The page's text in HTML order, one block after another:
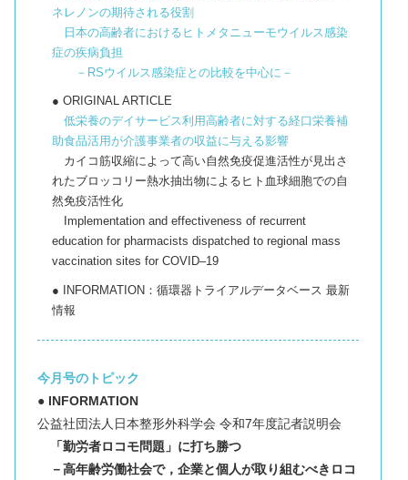
ネレノンの期待される役割
日本の高齢者におけるヒトメタニューモウイルス感染
症の疾病負担
－RSウイルス感染症との比較を中心に－
● ORIGINAL ARTICLE
低栄養のデイサービス利用高齢者に対する経口栄養補
助食品活用が介護事業者の収益に与える影響
カイコ筋収縮によって高い自然免疫促進活性が見出さ
れたブロッコリー熱水抽出物によるヒト血球細胞での自
然免疫活性化
Implementation and effectiveness of recurrent
education for pharmacists dispatched to regional mass
vaccination sites for COVID‒19
● INFORMATION：循環器トライアルデータベース 最新
情報
今月号のトピック
● INFORMATION
公益社団法人日本整形外科学会 令和7年度記者説明会
「勤労者ロコモ問題」に打ち勝つ
－高年齢労働社会で，企業と個人が取り組むべきロコ